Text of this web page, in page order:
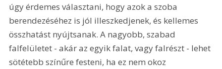
úgy érdemes választani, hogy azok a szoba
berendezéséhez is jól illeszkedjenek, és kellemes
összhatást nyújtsanak. A nagyobb, szabad
falfelületet - akár az egyik falat, vagy falrészt - lehet
sötétebb színűre festeni, ha ez nem okoz